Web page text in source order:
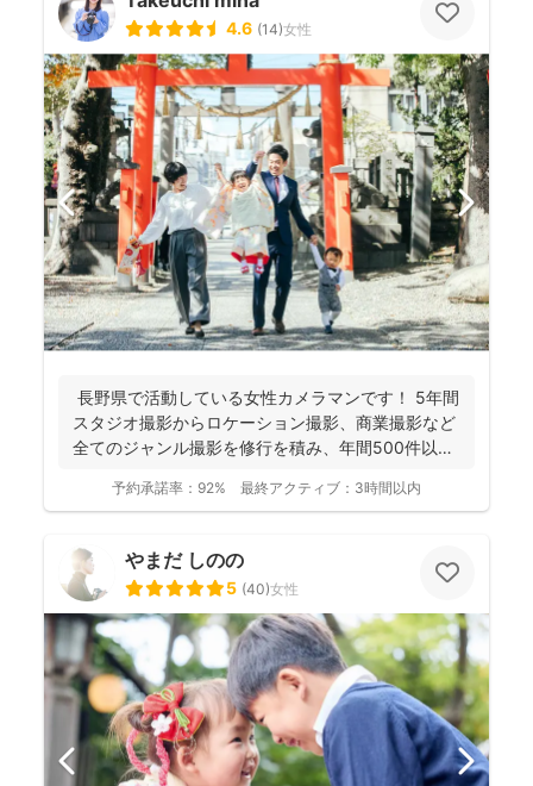
4.6 (14)女性
長野県で活動している女性カメラマンです！ 5年間
スタジオ撮影からロケーション撮影、商業撮影など
全てのジャンル撮影を修行を積み、年間500件以上
予約承諾率： 92% 最終アクティブ： 3時間以内
やまだ しのの
5 (40)女性